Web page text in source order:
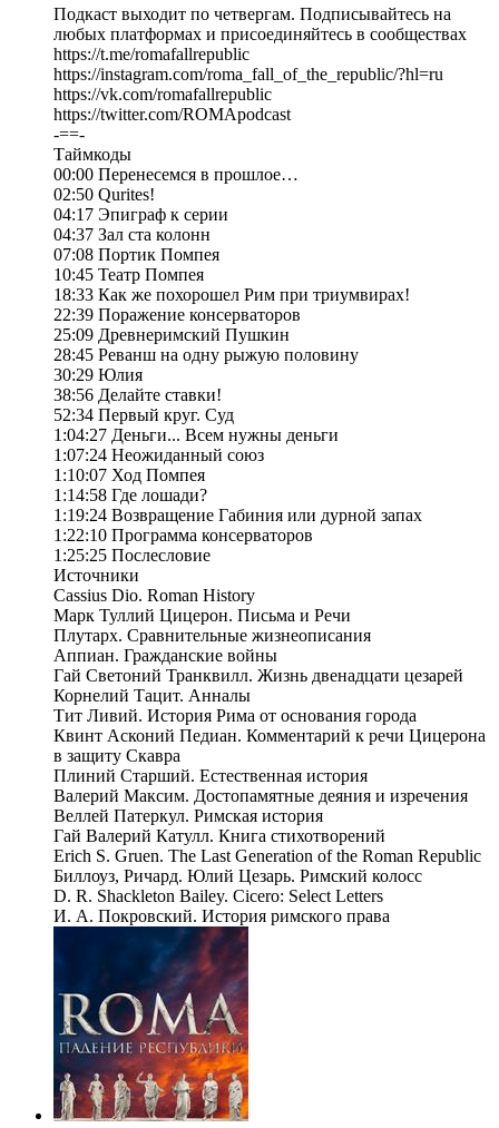
Подкаст выходит по четвергам. Подписывайтесь на
любых платформах и присоединяйтесь в сообществах
https://t.me/romafallrepublic
https://instagram.com/roma_fall_of_the_republic/?hl=ru
https://vk.com/romafallrepublic
https://twitter.com/ROMApodcast
-==-
Таймкоды
00:00 Перенесемся в прошлое…
02:50 Qurites!
04:17 Эпиграф к серии
04:37 Зал ста колонн
07:08 Портик Помпея
10:45 Театр Помпея
18:33 Как же похорошел Рим при триумвирах!
22:39 Поражение консерваторов
25:09 Древнеримский Пушкин
28:45 Реванш на одну рыжую половину
30:29 Юлия
38:56 Делайте ставки!
52:34 Первый круг. Суд
1:04:27 Деньги... Всем нужны деньги
1:07:24 Неожиданный союз
1:10:07 Ход Помпея
1:14:58 Где лошади?
1:19:24 Возвращение Габиния или дурной запах
1:22:10 Программа консерваторов
1:25:25 Послесловие
Источники
Cassius Dio. Roman History
Марк Туллий Цицерон. Письма и Речи
Плутарх. Сравнительные жизнеописания
Аппиан. Гражданские войны
Гай Светоний Транквилл. Жизнь двенадцати цезарей
Корнелий Тацит. Анналы
Тит Ливий. История Рима от основания города
Квинт Асконий Педиан. Комментарий к речи Цицерона
в защиту Скавра
Плиний Старший. Естественная история
Валерий Максим. Достопамятные деяния и изречения
Веллей Патеркул. Римская история
Гай Валерий Катулл. Книга стихотворений
Erich S. Gruen. The Last Generation of the Roman Republic
Биллоуз, Ричард. Юлий Цезарь. Римский колосс
D. R. Shackleton Bailey. Cicero: Select Letters
И. А. Покровский. История римского права